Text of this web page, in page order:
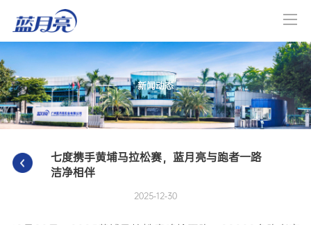
新闻动态
七度携手黄埔马拉松赛，蓝月亮与跑者一路
洁净相伴
2025-12-30